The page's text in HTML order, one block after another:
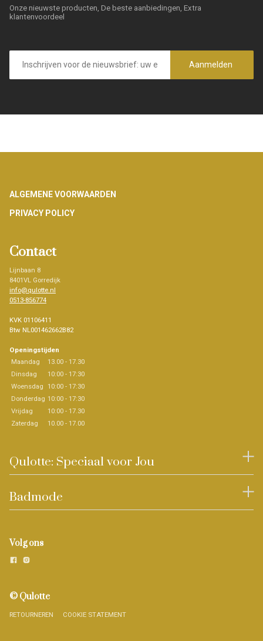
Onze nieuwste producten, De beste aanbiedingen, Extra
klantenvoordeel
E-
mailadres
Aanmelden
Footer
ALGEMENE VOORWAARDEN
PRIVACY POLICY
Contact
Lijnbaan 8
8401VL Gorredijk
info@qulotte.nl
0513-856774
KVK 01106411
Btw NL001462662B82
Openingstijden
Maandag
13.00 - 17.30
Dinsdag
10:00 - 17:30
Woensdag 10:00 - 17:30
Donderdag 10:00 - 17:30
Vrijdag
10:00 - 17.30
Zaterdag
10.00 - 17.00
Qulotte: Speciaal voor Jou
Badmode
Volg ons
© Qulotte
RETOURNEREN COOKIE STATEMENT